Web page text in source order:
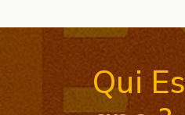
Qui